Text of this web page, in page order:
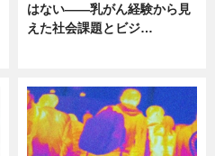
はない――乳がん経験から見
えた社会課題とビジ…